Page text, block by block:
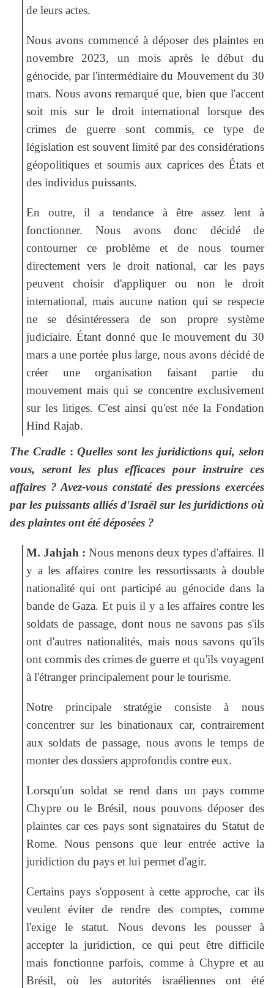
de leurs actes.
Nous avons commencé à déposer des plaintes en
novembre 2023, un mois après le début du
génocide, par l'intermédiaire du Mouvement du 30
mars. Nous avons remarqué que, bien que l'accent
soit mis sur le droit international lorsque des
crimes de guerre sont commis, ce type de
législation est souvent limité par des considérations
géopolitiques et soumis aux caprices des États et
des individus puissants.
En outre, il a tendance à être assez lent à
fonctionner. Nous avons donc décidé de
contourner ce problème et de nous tourner
directement vers le droit national, car les pays
peuvent choisir d'appliquer ou non le droit
international, mais aucune nation qui se respecte
ne se désintéressera de son propre système
judiciaire. Étant donné que le mouvement du 30
mars a une portée plus large, nous avons décidé de
créer une organisation faisant partie du
mouvement mais qui se concentre exclusivement
sur les litiges. C'est ainsi qu'est née la Fondation
Hind Rajab.
The Cradle :Quelles sont les juridictions qui, selon
vous, seront les plus efficaces pour instruire ces
affaires ? Avez-vous constaté des pressions exercées
par les puissants alliés d'Israël sur les juridictions où
des plaintes ont été déposées ?
M. Jahjah : Nous menons deux types d'affaires. Il
y a les affaires contre les ressortissants à double
nationalité qui ont participé au génocide dans la
bande de Gaza. Et puis il y a les affaires contre les
soldats de passage, dont nous ne savons pas s'ils
ont d'autres nationalités, mais nous savons qu'ils
ont commis des crimes de guerre et qu'ils voyagent
à l'étranger principalement pour le tourisme.
Notre principale stratégie consiste à nous
concentrer sur les binationaux car, contrairement
aux soldats de passage, nous avons le temps de
monter des dossiers approfondis contre eux.
Lorsqu'un soldat se rend dans un pays comme
Chypre ou le Brésil, nous pouvons déposer des
plaintes car ces pays sont signataires du Statut de
Rome. Nous pensons que leur entrée active la
juridiction du pays et lui permet d'agir.
Certains pays s'opposent à cette approche, car ils
veulent éviter de rendre des comptes, comme
l'exige le statut. Nous devons les pousser à
accepter la juridiction, ce qui peut être difficile
mais fonctionne parfois, comme à Chypre et au
Brésil, où les autorités israéliennes ont été